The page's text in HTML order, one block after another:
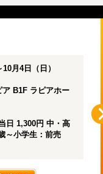
月4日（日）
ア B1F ラピアホー
日 1,300円 中・高
～小学生：前売